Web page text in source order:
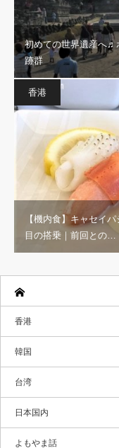
初めての世界遺産へ♬
跡群
香港
【機内食】キャセイ
目の搭乗｜前回との…
香港
韓国
台湾
日本国内
よもやま話